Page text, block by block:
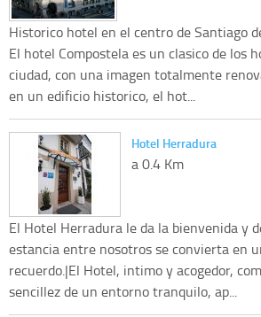
Historico hotel en el centro de Santiago
El hotel Compostela es un clasico de los
ciudad, con una imagen totalmente
en un edificio historico, el hot...
Hotel Herradura
a 0.4 Km
El Hotel Herradura le da la bienvenida y
estancia entre nosotros se convierta en
recuerdo.|El Hotel, intimo y acogedor,
sencillez de un entorno tranquilo, ap...